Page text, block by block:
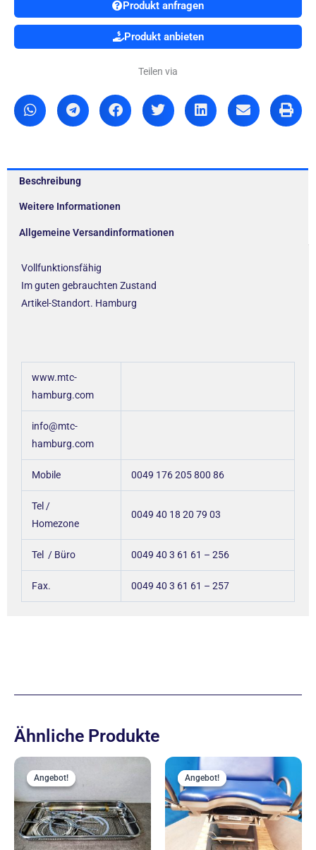
Produkt anfragen
Produkt anbieten
Teilen via
Beschreibung
Weitere Informationen
Allgemeine Versandinformationen
Vollfunktionsfähig
Im guten gebrauchten Zustand
Artikel-Standort. Hamburg
www.mtc-
hamburg.com
info@mtc-
hamburg.com
Mobile 0049 176 205 800 86
Tel /
Homezone
0049 40 18 20 79 03
Tel / Büro 0049 40 3 61 61 – 256
Fax. 0049 40 3 61 61 – 257
Ähnliche Produkte
Angebot!
Angebot!
Ursprünglicher
war:
1.100,00 €
Aktueller
999,00 €.
Angebot!
Angebot!
Preis
war:
1.499,00 €
Preis
ist: